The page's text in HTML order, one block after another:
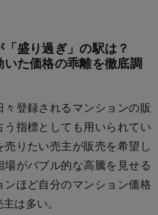
盛り過ぎ」の駅は？
た価格の乖離を徹底調
登録されるマンションの販
指標としても用いられてい
りたい売主が販売を希望し
がバブル的な高騰を見せる
ほど自分のマンション価格
は多い。